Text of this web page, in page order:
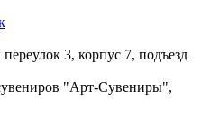
3, корпус 7, подъезд
"Арт-Сувениры",